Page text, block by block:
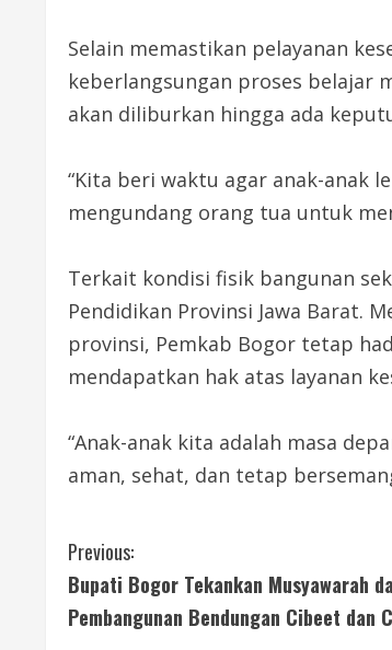
Selain memastikan pelayanan
keberlangsungan proses belajar
akan diliburkan hingga ada
“Kita beri waktu agar anak-anak
mengundang orang tua untuk
Terkait kondisi fisik bangunan
Pendidikan Provinsi Jawa Barat.
provinsi, Pemkab Bogor tetap
mendapatkan hak atas layanan
“Anak-anak kita adalah masa
aman, sehat, dan tetap
C
o
Previous:
Bupati Bogor Tekankan Musyawarah
Pembangunan Bendungan Cibeet dan